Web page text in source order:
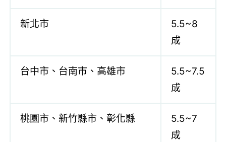
新北市
5.5~8
成
台中市、台南市、高雄市
5.5~7.5
成
桃園市、新竹縣市、彰化縣
5.5~7
成